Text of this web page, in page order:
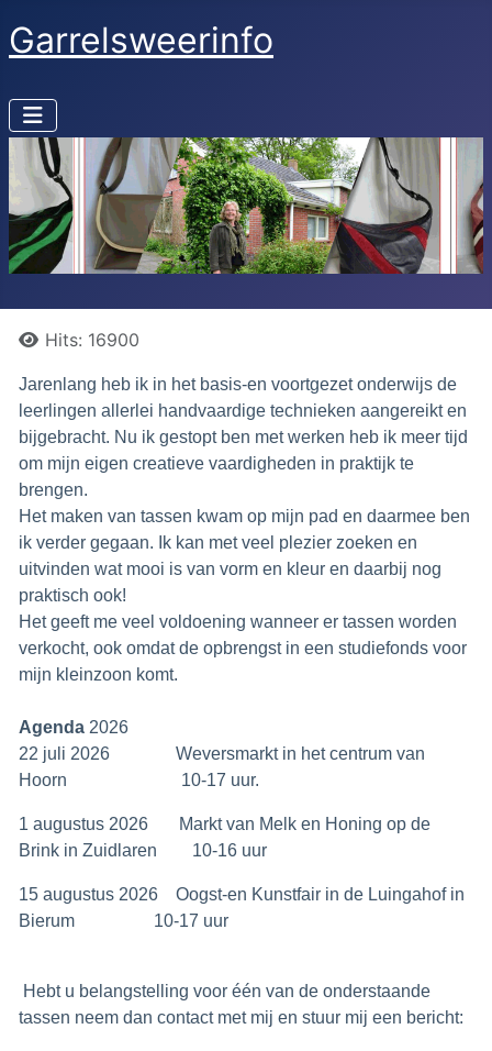
Garrelsweerinfo
DetailsHits: 16900
Jarenlang heb ik in het basis-en voortgezet onderwijs de
leerlingen allerlei handvaardige technieken aangereikt en
bijgebracht. Nu ik gestopt ben met werken heb ik meer tijd
om mijn eigen creatieve vaardigheden in praktijk te
brengen.
Het maken van tassen kwam op mijn pad en daarmee ben
ik verder gegaan. Ik kan met veel plezier zoeken en
uitvinden wat mooi is van vorm en kleur en daarbij nog
praktisch ook!
Het geeft me veel voldoening wanneer er tassen worden
verkocht, ook omdat de opbrengst in een studiefonds voor
mijn kleinzoon komt.
Agenda 2026
22 juli 2026 Weversmarkt in het centrum van
Hoorn 10-17 uur.
1 augustus 2026 Markt van Melk en Honing op de
Brink in Zuidlaren 10-16 uur
15 augustus 2026 Oogst-en Kunstfair in de Luingahof in
Bierum 10-17 uur
Hebt u belangstelling voor één van de onderstaande
tassen neem dan contact met mij en stuur mij een bericht: